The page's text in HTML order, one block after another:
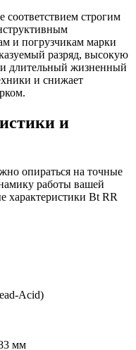
строгим
и погрузчикам марки
разряд, высокую
длительный жизненный
и снижает
и
опираться на точные
работы вашей
Bt RR
Acid)
мм